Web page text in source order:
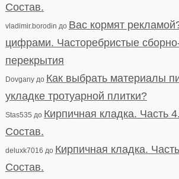
Состав.
vladimir.borodin до Вас кормят
цифрами. Часторебристые
перекрытия
Dovganyдо Как выбрать материалы
укладке тротуарной плитки?
Stas535 до Кирпичная кладка. Часть
Состав.
deluxk7016 до Кирпичная кладка.
Состав.